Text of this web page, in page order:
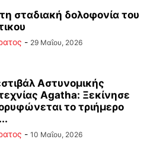
σταδιακή δολοφονία του
- 29 Μαΐου, 2026
Αστυνομικής
Agatha: Ξεκίνησε
το τριήμερο
- 10 Μαΐου, 2026